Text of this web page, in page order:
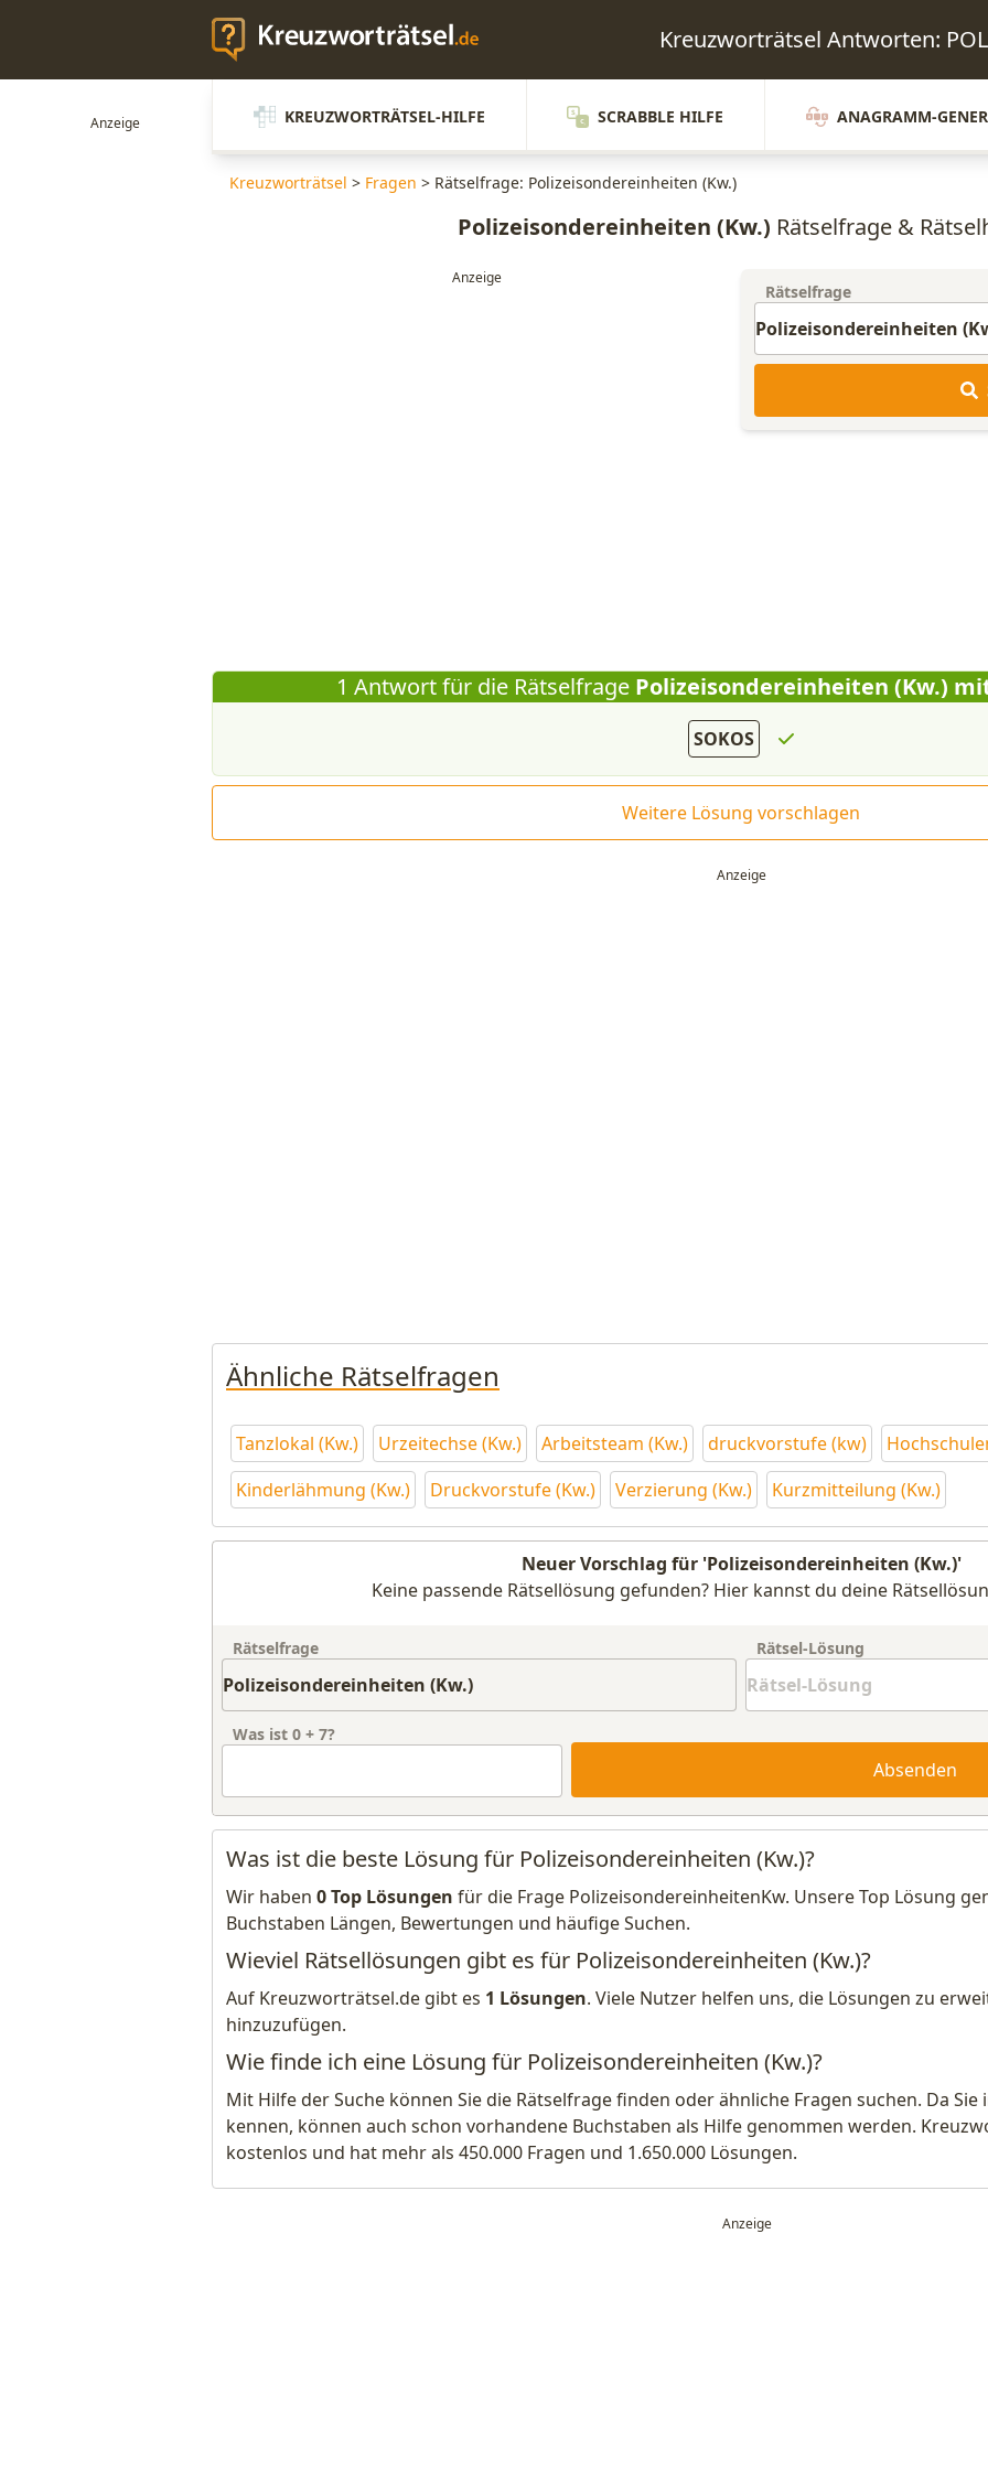
Kreuzworträtsel Antworten:
KREUZWORTRÄTSEL-HILFE SCRABBLE HILFE ANAGRAMM-
Kreuzworträtsel > Fragen > Rätselfrage: Polizeisondereinheiten (Kw.)
Polizeisondereinheiten (Kw.) Rätselfrage &
Rätselfrage
1 Antwort für die Rätselfrage Polizeisondereinheiten (Kw.)
SOKOS
Weitere Lösung vorschlagen
Ähnliche Rätselfragen
Tanzlokal (Kw.) Urzeitechse (Kw.) Arbeitsteam (Kw.) druckvorstufe (kw)
Kinderlähmung (Kw.)
Druckvorstufe (Kw.) Verzierung (Kw.) Kurzmitteilung (Kw.)
Neuer Vorschlag für 'Polizeisondereinheiten (Kw.)'
Keine passende Rätsellösung gefunden? Hier kannst du deine
Rätselfrage Rätsel-Lösung
Was ist 0 + 7?
Absenden
Was ist die beste Lösung für Polizeisondereinheiten (Kw.)?
Wir haben 0 Top Lösungen für die Frage PolizeisondereinheitenKw. Unsere Top Lösung
Buchstaben Längen, Bewertungen und häufige Suchen.
Wieviel Rätsellösungen gibt es für Polizeisondereinheiten (Kw.)?
Auf Kreuzworträtsel.de gibt es 1 Lösungen. Viele Nutzer helfen uns, die Lösungen zu
hinzuzufügen.
Wie finde ich eine Lösung für Polizeisondereinheiten (Kw.)?
Mit Hilfe der Suche können Sie die Rätselfrage finden oder ähnliche Fragen suchen. Da
kennen, können auch schon vorhandene Buchstaben als Hilfe genommen werden.
kostenlos und hat mehr als 450.000 Fragen und 1.650.000 Lösungen.